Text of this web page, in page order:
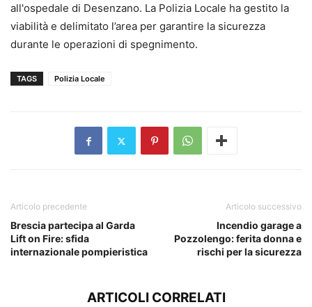
all'ospedale di Desenzano. La Polizia Locale ha gestito la
viabilità e delimitato l’area per garantire la sicurezza
durante le operazioni di spegnimento.
TAGS Polizia Locale
Articolo precedente
Brescia partecipa al Garda
Lift on Fire: sfida
internazionale pompieristica
Articolo successivo
Incendio garage a
Pozzolengo: ferita donna e
rischi per la sicurezza
ARTICOLI CORRELATI